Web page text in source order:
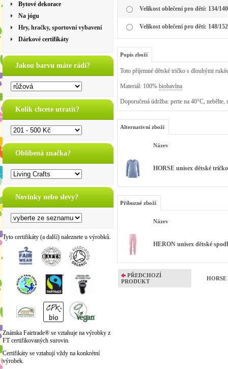
Bytové dekorace
Na jógu
Hry, hračky, sportovní vybavení
Dárkové certifikáty
Jakou barvu máte rádi?
Kolik chcete utratit?
Oblíbená značka?
Novinky nebo slevy?
Tyto certifikáty (a další) naleznete u výrobků.
Známka Fairtrade® se vztahuje na výrobky z
FT certifikovaných surovin.
Certifikáty se vztahují vždy na konkrétní
výrobek.
Velikost oblečení pro děti: 134/
Velikost oblečení pro děti: 148/
Popis zboží
Toto příjemné dětské tričko s dlouhými
Materiál: 100% biobavlna
Doporučená údržba: perte na 40°C,
Alternativní zboží
Název
HORSE unisex dětské
Příbuzné zboží
Název
HERON unisex dětské
PŘEDCHOZÍ
PRODUKT
HORSE